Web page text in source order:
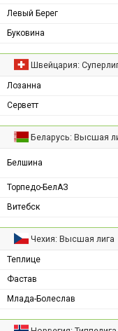
Левый Берег
Буковина
Швейцария:
Лозанна
Серветт
Беларусь: Высшая
Белшина
Торпедо-БелАЗ
Витебск
Чехия: Высшая лига
Теплице
Фастав
Млада-Болеслав